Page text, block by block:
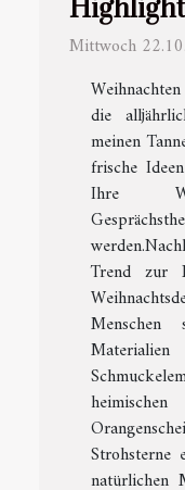
Mittwoch
die
meinen
frische
Ihre
Trend zur
Menschen
Strohsterne
natürlichen